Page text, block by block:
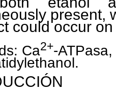
present,
could occur
Ca2+-